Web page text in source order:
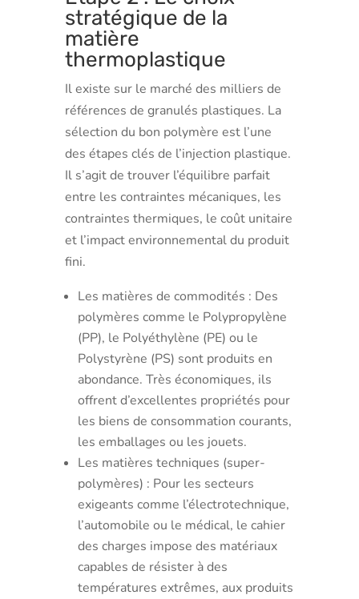
stratégique de la
matière
thermoplastique
Il existe sur le marché des milliers de
références de granulés plastiques. La
sélection du bon polymère est l’une
des étapes clés de l’injection plastique.
Il s’agit de trouver l’équilibre parfait
entre les contraintes mécaniques, les
contraintes thermiques, le coût unitaire
et l’impact environnemental du produit
fini.
Les matières de commodités : Des
polymères comme le Polypropylène
(PP), le Polyéthylène (PE) ou le
Polystyrène (PS) sont produits en
abondance. Très économiques, ils
offrent d’excellentes propriétés pour
les biens de consommation courants,
les emballages ou les jouets.
Les matières techniques (super-
polymères) : Pour les secteurs
exigeants comme l’électrotechnique,
l’automobile ou le médical, le cahier
des charges impose des matériaux
capables de résister à des
températures extrêmes, aux produits